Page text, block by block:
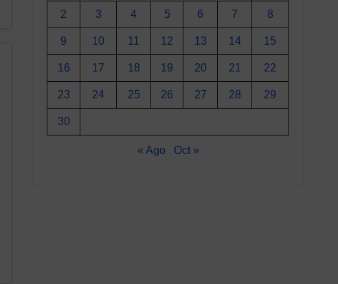
2 3 4 5 6 7 8
9 10 11 12 13 14 15
16 17 18 19 20 21 22
23 24 25 26 27 28 29
30
« Ago Oct »